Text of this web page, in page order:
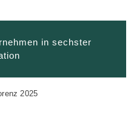
in sechster
2025